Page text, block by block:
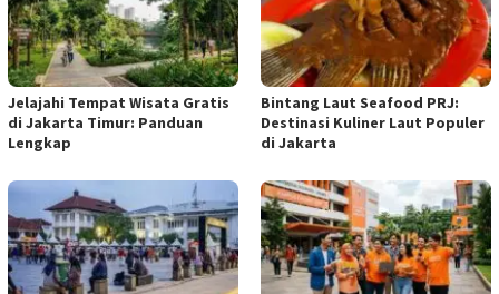
Jelajahi Tempat Wisata Gratis
di Jakarta Timur: Panduan
Lengkap
Bintang Laut Seafood PRJ:
Destinasi Kuliner Laut Populer
di Jakarta